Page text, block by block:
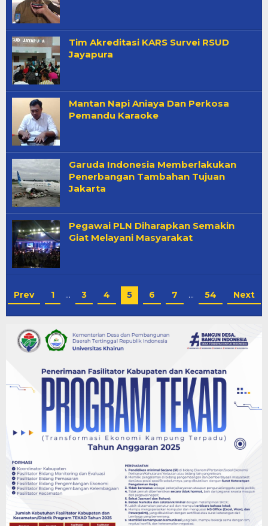
Tim Akreditasi KARS Survei RSUD
Jayapura
Mantan Napi Aniaya Dan Perkosa
Pemandu Karaoke
Garuda Indonesia Memberlakukan
Penerbangan Tambahan Tujuan
Jakarta
Pegawai PLN Diharapkan Semakin
Giat Melayani Masyarakat
Prev 1 … 3 4 5 6 7 … 54 Next